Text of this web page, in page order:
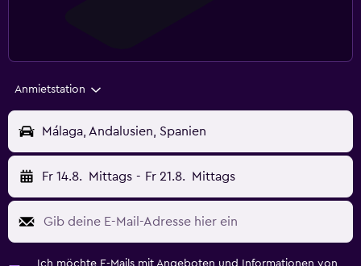
Anmietstation
Málaga, Andalusien, Spanien
Fr 14.8. Mittags - Fr 21.8. Mittags
Ich möchte E-Mails mit Angeboten und Informationen von